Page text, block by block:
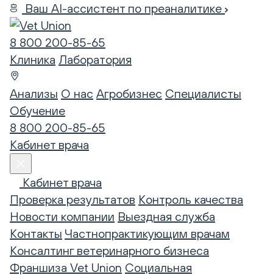
Ваш AI-ассистент по преаналитике
8 800 200-85-65
Клиника Лаборатория
Анализы О нас Агробизнес Специалисты
Обучение
8 800 200-85-65
Кабинет врача
Кабинет врача
Проверка результатов Контроль качества
Новости компании Выездная служба
Контакты Частнопрактикующим врачам
Консалтинг ветеринарного бизнеса
Франшиза Vet Union Социальная